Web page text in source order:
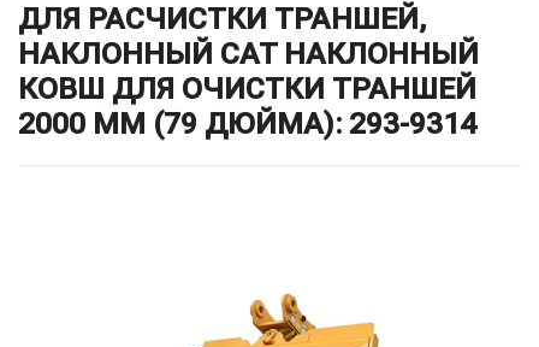
ДЛЯ РАСЧИСТКИ ТРАНШЕЙ,
НАКЛОННЫЙ CAT НАКЛОННЫЙ
КОВШ ДЛЯ ОЧИСТКИ ТРАНШЕЙ
2000 ММ (79 ДЮЙМА): 293-9314